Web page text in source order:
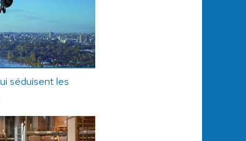
séduisent les